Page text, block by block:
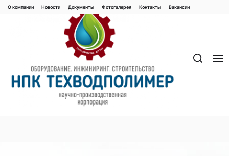
Перейти
О компании Новости Документы Фотогалерея Контaкты Вакaнсии